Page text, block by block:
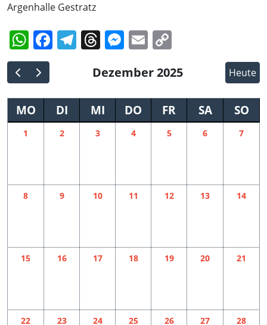
Argenhalle Gestratz
WhatsApp
Facebook
Telegram
Threads
Messenger
Email
Dezember 2025 Heute
MO DI MI DO FR SA SO
1 2 3 4 5 6 7
8 9 10 11 12 13 14
15 16 17 18 19 20 21
22 23 24 25 26 27 28